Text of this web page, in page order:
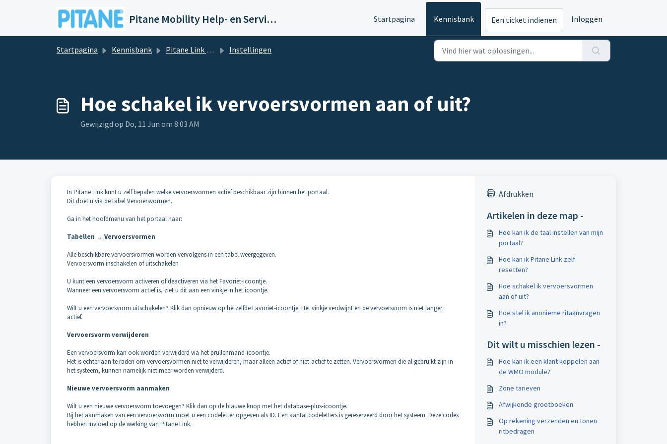
Pitane Mobility Help- en Servicedesk Startpagina Kennisbank Een ticket indienen Inloggen
Startpagina Kennisbank Pitane Link Portaal Instellingen
Hoe schakel ik vervoersvormen aan of uit?
Gewijzigd op Do, 11 Jun om 8:03 AM
In Pitane Link kunt u zelf bepalen welke vervoersvormen actief beschikbaar zijn binnen het portaal.
Dit doet u via de tabel Vervoersvormen.
Ga in het hoofdmenu van het portaal naar:
Tabellen → Vervoersvormen
Alle beschikbare vervoersvormen worden vervolgens in een tabel weergegeven.
Vervoersvorm inschakelen of uitschakelen
U kunt een vervoersvorm activeren of deactiveren via het Favoriet-icoontje.
Wanneer een vervoersvorm actief is, ziet u dit aan een vinkje in het icoontje.
Wilt u een vervoersvorm uitschakelen? Klik dan opnieuw op hetzelfde Favoriet-icoontje. Het vinkje verdwijnt en de vervoersvorm is niet langer
actief.
Vervoersvorm verwijderen
Een vervoersvorm kan ook worden verwijderd via het prullenmand-icoontje.
Het is echter aan te raden om vervoersvormen niet te verwijderen, maar alleen actief of niet-actief te zetten. Vervoersvormen die al gebruikt zijn in
het systeem, kunnen namelijk niet meer worden verwijderd.
Nieuwe vervoersvorm aanmaken
Wilt u een nieuwe vervoersvorm toevoegen? Klik dan op de blauwe knop met het database-plus-icoontje.
Bij het aanmaken van een vervoersvorm moet u een codeletter opgeven als ID. Een aantal codeletters is gereserveerd door het systeem. Deze codes
hebben invloed op de werking van Pitane Link.
Afdrukken
Artikelen in deze map -
Hoe kan ik de taal instellen van mijn
portaal?
Hoe kan ik Pitane Link zelf
resetten?
Hoe schakel ik vervoersvormen
aan of uit?
Hoe stel ik anonieme ritaanvragen
in?
Dit wilt u misschien lezen -
Hoe kan ik een klant koppelen aan
de WMO module?
Zone tarieven
Afwijkende grootboeken
Op rekening verzenden en tonen
ritbedragen